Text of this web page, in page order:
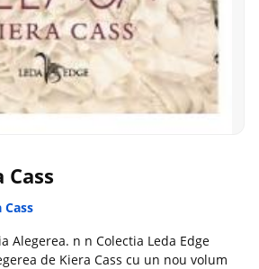
Cass
Cass
Alegerea. n n Colectia Leda Edge
de Kiera Cass cu un nou volum